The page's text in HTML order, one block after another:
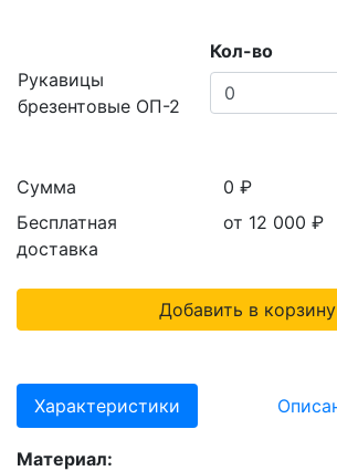
Кол-во
Рукавицы
брезентовые ОП-2
Сумма
Бесплатная
доставка
0 ₽
от 12 000 ₽
Добавить в корзину
Характеристики
Материал: